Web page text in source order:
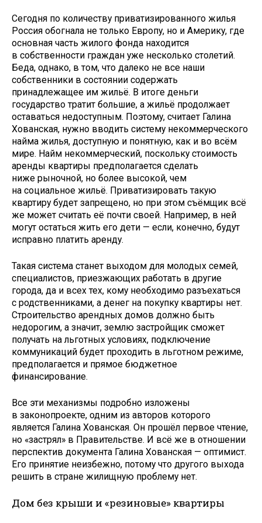
Сегодня по количеству приватизированного жилья
Россия обогнала не только Европу, но и Америку, где
основная часть жилого фонда находится
в собственности граждан уже несколько столетий.
Беда, однако, в том, что далеко не все наши
собственники в состоянии содержать
принадлежащее им жильё. В итоге деньги
государство тратит большие, а жильё продолжает
оставаться недоступным. Поэтому, считает Галина
Хованская, нужно вводить систему некоммерческого
найма жилья, доступную и понятную, как и во всём
мире. Найм некоммерческий, поскольку стоимость
аренды квартиры предполагается сделать
ниже рыночной, но более высокой, чем
на социальное жильё. Приватизировать такую
квартиру будет запрещено, но при этом съёмщик всё
же может считать её почти своей. Например, в ней
могут остаться жить его дети — если, конечно, будут
исправно платить аренду.
Такая система станет выходом для молодых семей,
специалистов, приезжающих работать в другие
города, да и всех тех, кому необходимо разъехаться
с родственниками, а денег на покупку квартиры нет.
Строительство арендных домов должно быть
недорогим, а значит, землю застройщик сможет
получать на льготных условиях, подключение
коммуникаций будет проходить в льготном режиме,
предполагается и прямое бюджетное
финансирование.
Все эти механизмы подробно изложены
в законопроекте, одним из авторов которого
является Галина Хованская. Он прошёл первое чтение,
но «застрял» в Правительстве. И всё же в отношении
перспектив документа Галина Хованская — оптимист.
Его принятие неизбежно, потому что другого выхода
решить в стране жилищную проблему нет.
Дом без крыши и «резиновые» квартиры